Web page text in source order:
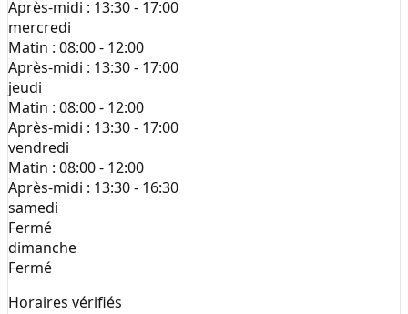
Après-midi : 13:30 - 17:00
mercredi
Matin : 08:00 - 12:00
Après-midi : 13:30 - 17:00
jeudi
Matin : 08:00 - 12:00
Après-midi : 13:30 - 17:00
vendredi
Matin : 08:00 - 12:00
Après-midi : 13:30 - 16:30
samedi
Fermé
dimanche
Fermé
Horaires vérifiés